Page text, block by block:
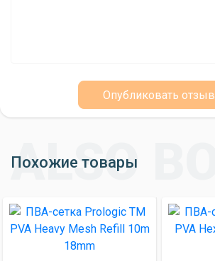
Опубликовать отзыв
Похожие товары